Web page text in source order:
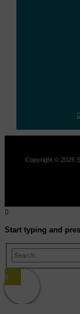
Copyright ©
Start typing and
Search...
0